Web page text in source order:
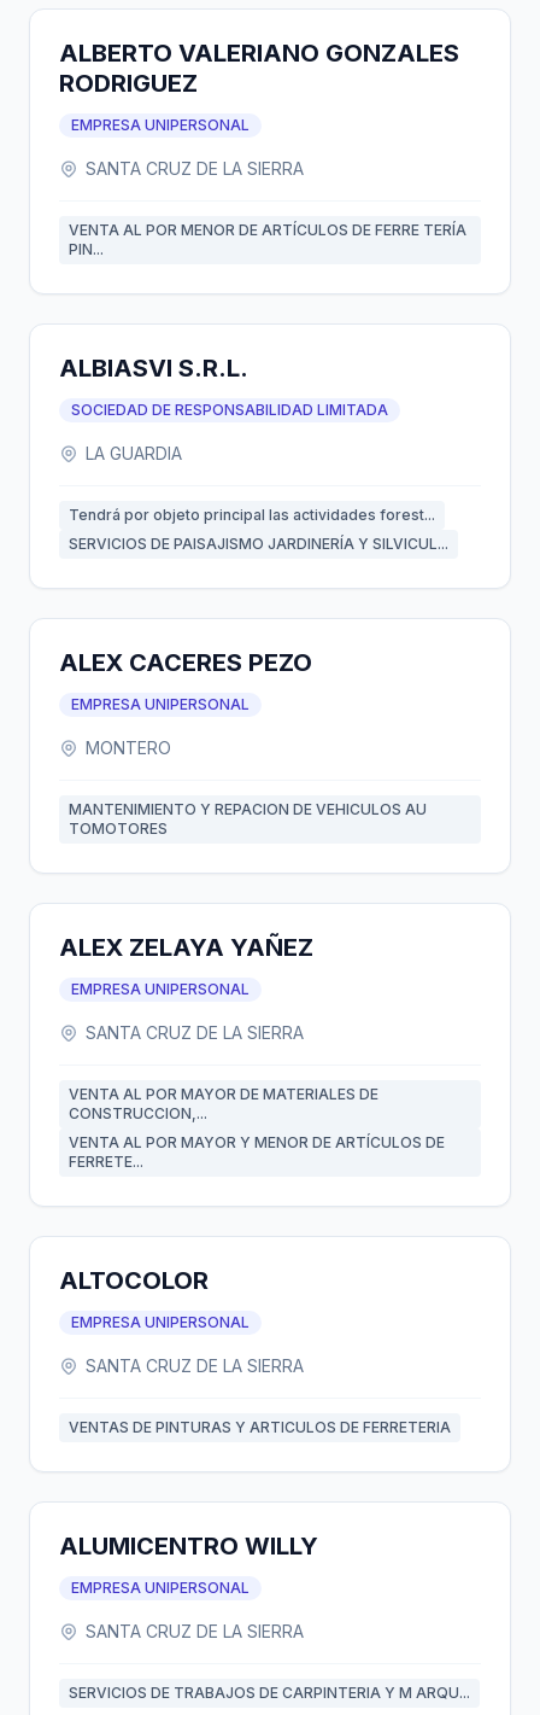
ALBERTO VALERIANO GONZALES
RODRIGUEZ
EMPRESA UNIPERSONAL
SANTA CRUZ DE LA SIERRA
VENTA AL POR MENOR DE ARTÍCULOS DE FERRE TERÍA
PIN...
ALBIASVI S.R.L.
SOCIEDAD DE RESPONSABILIDAD LIMITADA
LA GUARDIA
Tendrá por objeto principal las actividades forest...
SERVICIOS DE PAISAJISMO JARDINERÍA Y SILVICUL...
ALEX CACERES PEZO
EMPRESA UNIPERSONAL
MONTERO
MANTENIMIENTO Y REPACION DE VEHICULOS AU
TOMOTORES
ALEX ZELAYA YAÑEZ
EMPRESA UNIPERSONAL
SANTA CRUZ DE LA SIERRA
VENTA AL POR MAYOR DE MATERIALES DE
CONSTRUCCION,...
VENTA AL POR MAYOR Y MENOR DE ARTÍCULOS DE
FERRETE...
ALTOCOLOR
EMPRESA UNIPERSONAL
SANTA CRUZ DE LA SIERRA
VENTAS DE PINTURAS Y ARTICULOS DE FERRETERIA
ALUMICENTRO WILLY
EMPRESA UNIPERSONAL
SANTA CRUZ DE LA SIERRA
SERVICIOS DE TRABAJOS DE CARPINTERIA Y M ARQU...